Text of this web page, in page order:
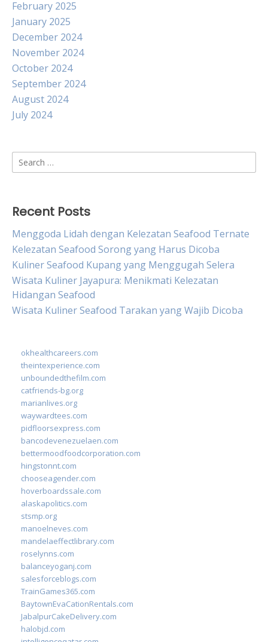
February 2025
January 2025
December 2024
November 2024
October 2024
September 2024
August 2024
July 2024
Search
for:
Recent Posts
Menggoda Lidah dengan Kelezatan Seafood Ternate
Kelezatan Seafood Sorong yang Harus Dicoba
Kuliner Seafood Kupang yang Menggugah Selera
Wisata Kuliner Jayapura: Menikmati Kelezatan
Hidangan Seafood
Wisata Kuliner Seafood Tarakan yang Wajib Dicoba
okhealthcareers.com
theintexperience.com
unboundedthefilm.com
catfriends-bg.org
marianlives.org
waywardtees.com
pidfloorsexpress.com
bancodevenezuelaen.com
bettermoodfoodcorporation.com
hingstonnt.com
chooseagender.com
hoverboardssale.com
alaskapolitics.com
stsmp.org
manoelneves.com
mandelaeffectlibrary.com
roselynns.com
balanceyoganj.com
salesforceblogs.com
TrainGames365.com
BaytownEvaCationRentals.com
JabalpurCakeDelivery.com
halobjd.com